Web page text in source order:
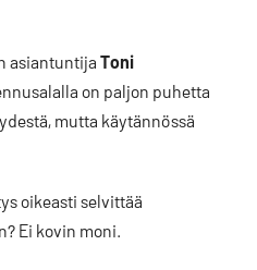
asiantuntija Toni
on paljon puhetta
mutta käytännössä
oikeasti selvittää
Ei kovin moni.